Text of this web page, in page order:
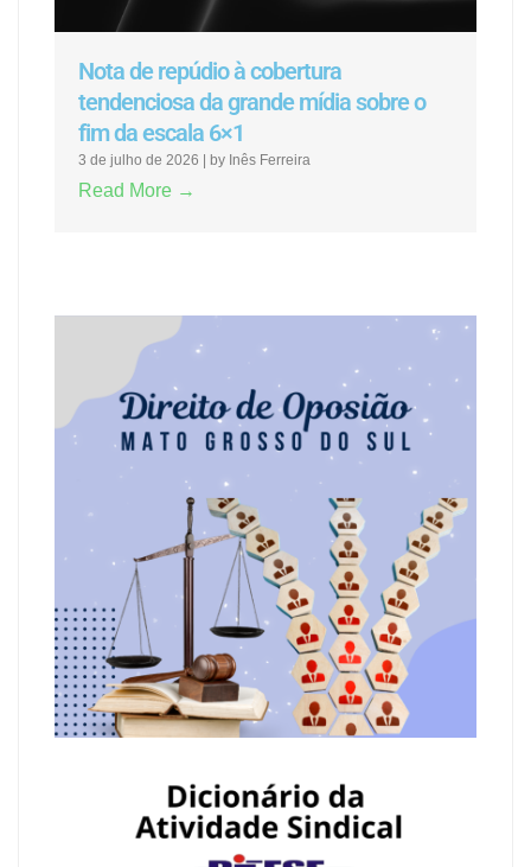
Nota de repúdio à cobertura
tendenciosa da grande mídia sobre o
fim da escala 6×1
3 de julho de 2026 by Inês Ferreira
Read More →